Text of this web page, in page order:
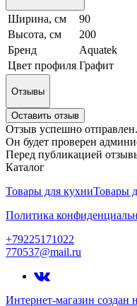
Ширина, см
90
Высота, см
200
Бренд
Aquatek
Цвет профиля Графит
Отзывы
Оставить отзыв
Отзыв успешно отправлен.
Он будет проверен
Перед публикацией
Каталог
Товары для кухниТовары
Политика
+79225171022
770537@mail.ru
Интернет-магазин создан